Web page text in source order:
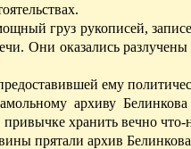
груз рукописей,
Они оказались
ему
архиву Белинкова
хранить вечно
прятали архив